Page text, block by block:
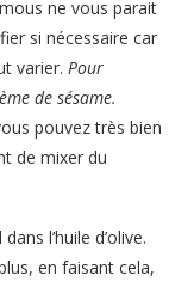
ne vous parait
si nécessaire car
varier. Pour
de sésame.
pouvez très bien
de mixer du
l’huile d’olive.
en faisant cela,